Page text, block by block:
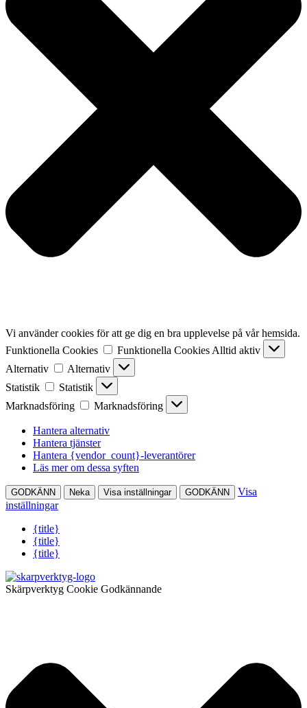
Vi använder cookies för att ge dig en bra upplevelse på vår hemsida.
Funktionella Cookies
Funktionella Cookies Alltid aktiv
Alternativ
Alternativ
Statistik
Statistik
Marknadsföring
Marknadsföring
Hantera alternativ
Hantera tjänster
Hantera {vendor_count}-leverantörer
Läs mer om dessa syften
GODKÄNN Neka Visa inställningar GODKÄNN
Visa
inställningar
{title}
{title}
{title}
Skärpverktyg Cookie Godkännande